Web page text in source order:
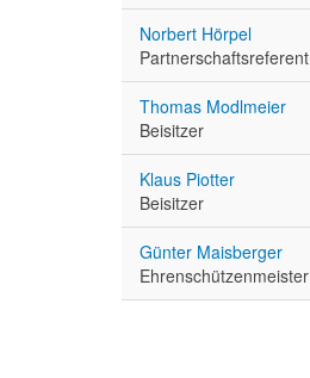
Norbert Hörpel
Partnerschaftsreferent
Thomas Modlmeier
Beisitzer
Klaus Piotter
Beisitzer
Günter Maisberger
Ehrenschützenmeister